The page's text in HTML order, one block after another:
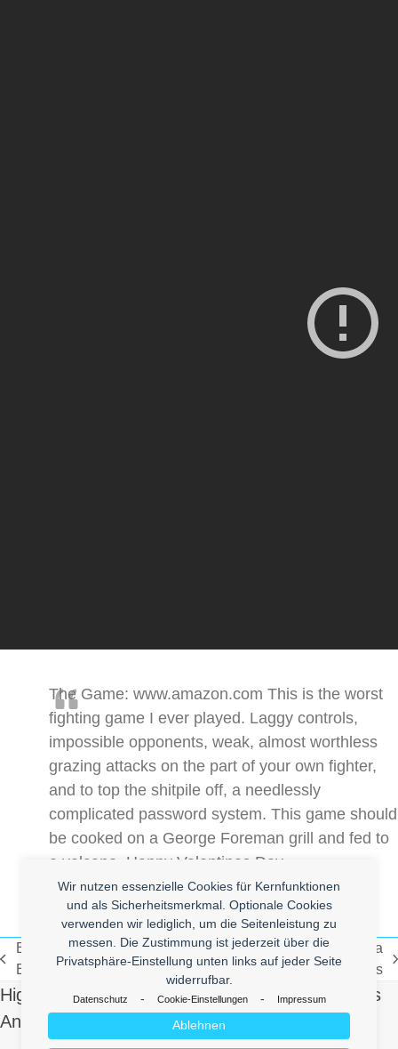
Wir nutzen essenzielle Cookies für Kernfunktionen
und als Sicherheitsmerkmal. Optionale Cookies
verwenden wir lediglich, um die Seitenleistung zu
messen. Die Zustimmung ist jederzeit über die
Privatsphäre-Einstellung unten links auf jeder Seite
widerrufbar.
Datenschutz - Cookie-Einstellungen - Impressum
Ablehnen
The Game: www.amazon.com This is the worst
fighting game I ever played. Laggy controls,
impossible opponents, weak, almost worthless
grazing attacks on the part of your own fighter,
and to top the shitpile off, a needlessly
complicated password system. This game should
be cooked on a George Foreman grill and fed to
a volcano. Happy Valentines Day.
vorheriger
Beitrag:
Baby Panda Falls Out Of Cage &
Escapes
Nächster
Snes Vs. Sega
Genesis
High Quality Uberlol Content for You. Contact us
And Send Us Yours!